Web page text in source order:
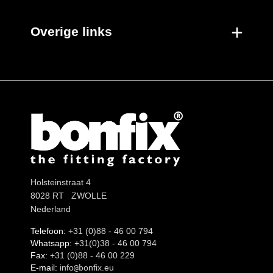
Overige links
Holsteinstraat 4
8028 RT ZWOLLE
Nederland
Telefoon: +31 (0)88 - 46 00 794
Whatsapp: +31(0)38 - 46 00 794
Fax: +31 (0)88 - 46 00 229
E-mail: info@bonfix.eu